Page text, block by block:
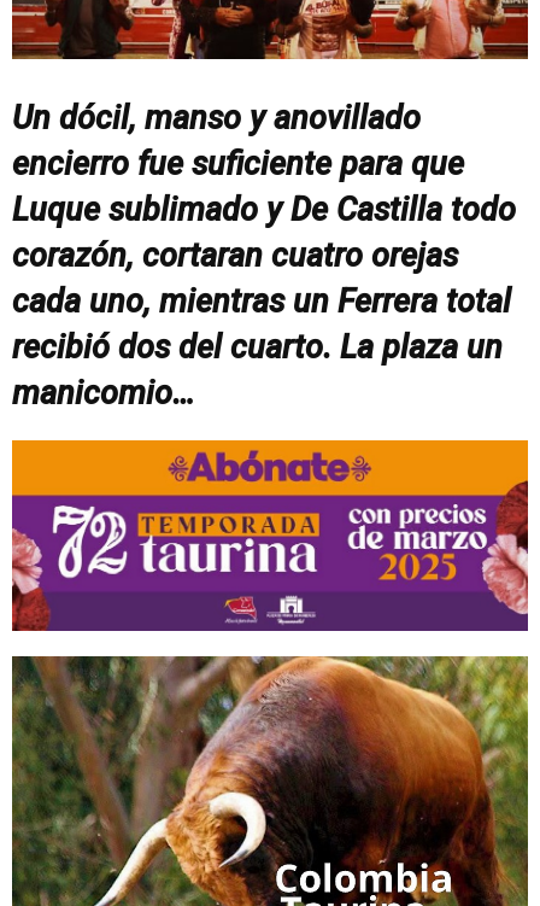
Un dócil, manso y anovillado
encierro fue suficiente para que
Luque sublimado y De Castilla todo
corazón, cortaran cuatro orejas
cada uno, mientras un Ferrera total
recibió dos del cuarto. La plaza un
manicomio…